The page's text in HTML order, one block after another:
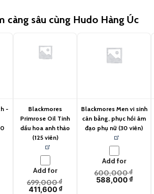
càng sâu cùng Hudo Hàng Úc
-
Blackmores
Primrose Oil Tinh
dầu hoa anh thảo
(125 viên)
Add for
699,000₫
411,600 ₫
Blackmores Men vi sinh
cân bằng, phục hồi âm
đạo phụ nữ (30 viên)
Add for
600,000₫
588,000 ₫